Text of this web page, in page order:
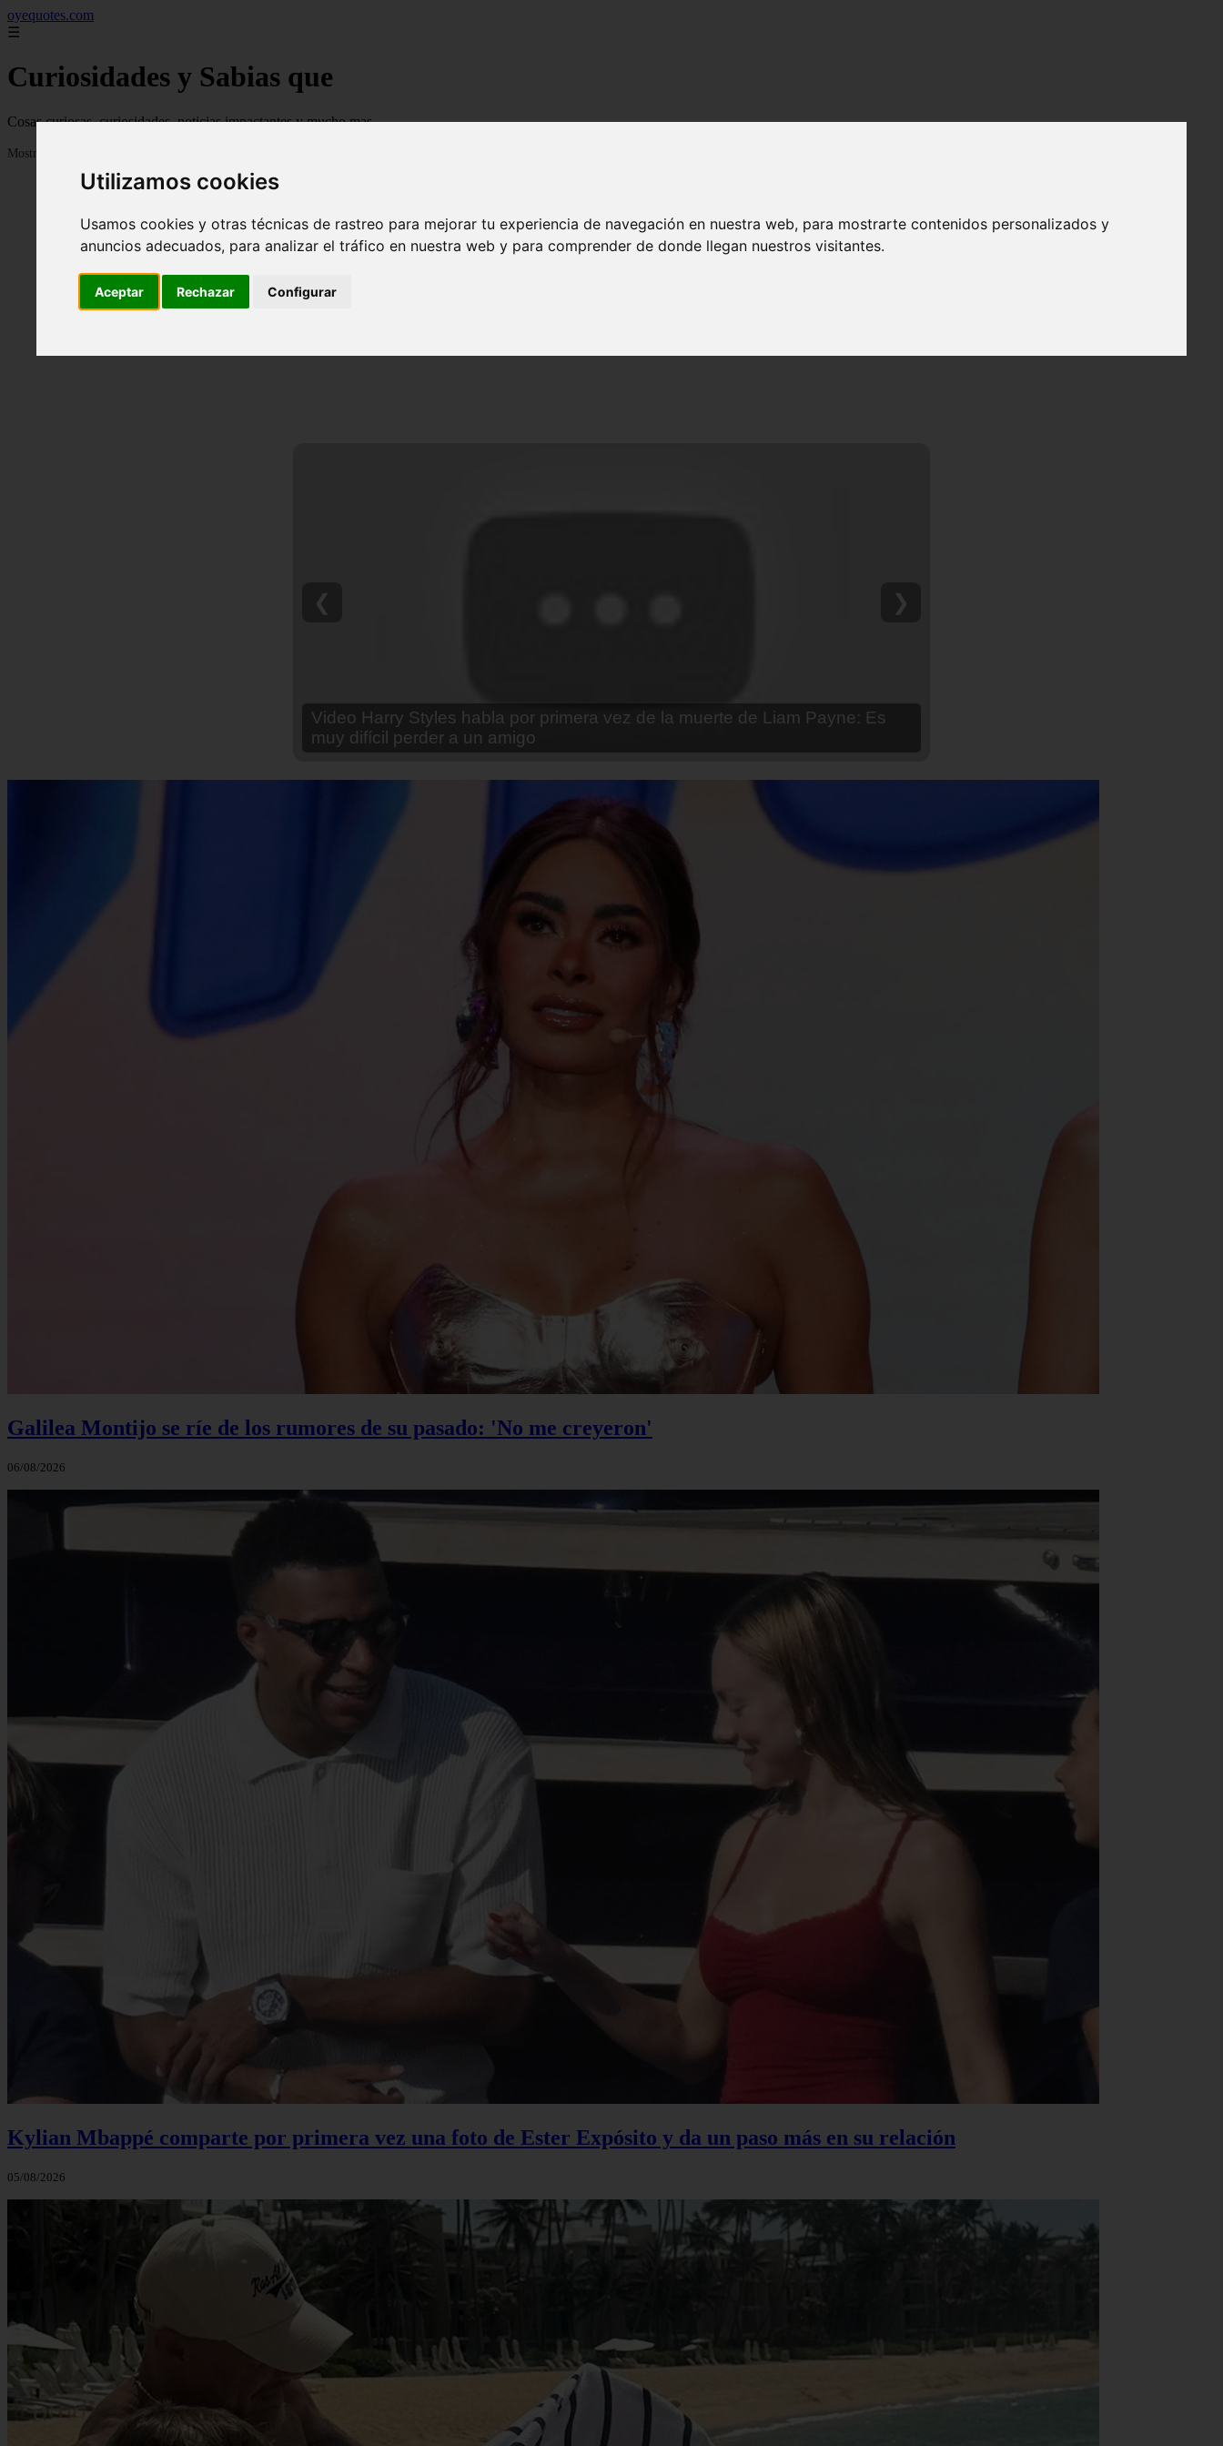
Utilizamos cookies
Usamos cookies y otras técnicas de rastreo para mejorar tu experiencia de navegación en nuestra web, para mostrarte contenidos personalizados y
anuncios adecuados, para analizar el tráfico en nuestra web y para comprender de donde llegan nuestros visitantes.
Aceptar Rechazar Configurar
oyequotes.com
☰
Curiosidades y Sabias que
Cosas curiosas, curiosidades, noticias impactantes y mucho mas
Mostrando 1 - 24 de 2834 artículos
Video Ana Brenda Contreras y la firme promesa que le hizo a su hija Aria
❮ ❯
Galilea Montijo se ríe de los rumores de su pasado: 'No me creyeron'
06/08/2026
Kylian Mbappé comparte por primera vez una foto de Ester Expósito y da un paso más en su relación
05/08/2026